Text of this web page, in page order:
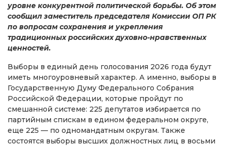
уровне конкурентной политической борьбы. Об этом
сообщил заместитель председателя Комиссии ОП РК
по вопросам сохранения и укрепления
традиционных российских духовно-нравственных
ценностей.
Выборы в единый день голосования 2026 года будут
иметь многоуровневый характер. А именно, выборы в
Государственную Думу Федерального Собрания
Российской Федерации, которые пройдут по
смешанной системе: 225 депутатов избирается по
партийным спискам в едином федеральном округе,
еще 225 — по одномандатным округам. Также
состоятся выборы высших должностных лиц в восьми